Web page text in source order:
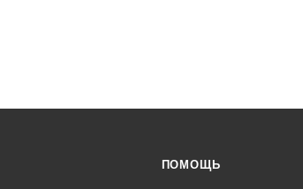
ПОМОЩЬ